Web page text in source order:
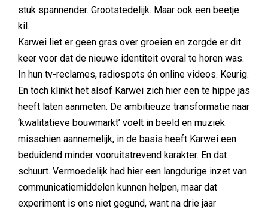
stuk spannender. Grootstedelijk. Maar ook een beetje
kil.
Karwei liet er geen gras over groeien en zorgde er dit
keer voor dat de nieuwe identiteit overal te horen was.
In hun tv-reclames, radiospots én online videos. Keurig.
En toch klinkt het alsof Karwei zich hier een te hippe jas
heeft laten aanmeten. De ambitieuze transformatie naar
‘kwalitatieve bouwmarkt’ voelt in beeld en muziek
misschien aannemelijk, in de basis heeft Karwei een
beduidend minder vooruitstrevend karakter. En dat
schuurt. Vermoedelijk had hier een langdurige inzet van
communicatiemiddelen kunnen helpen, maar dat
experiment is ons niet gegund, want na drie jaar